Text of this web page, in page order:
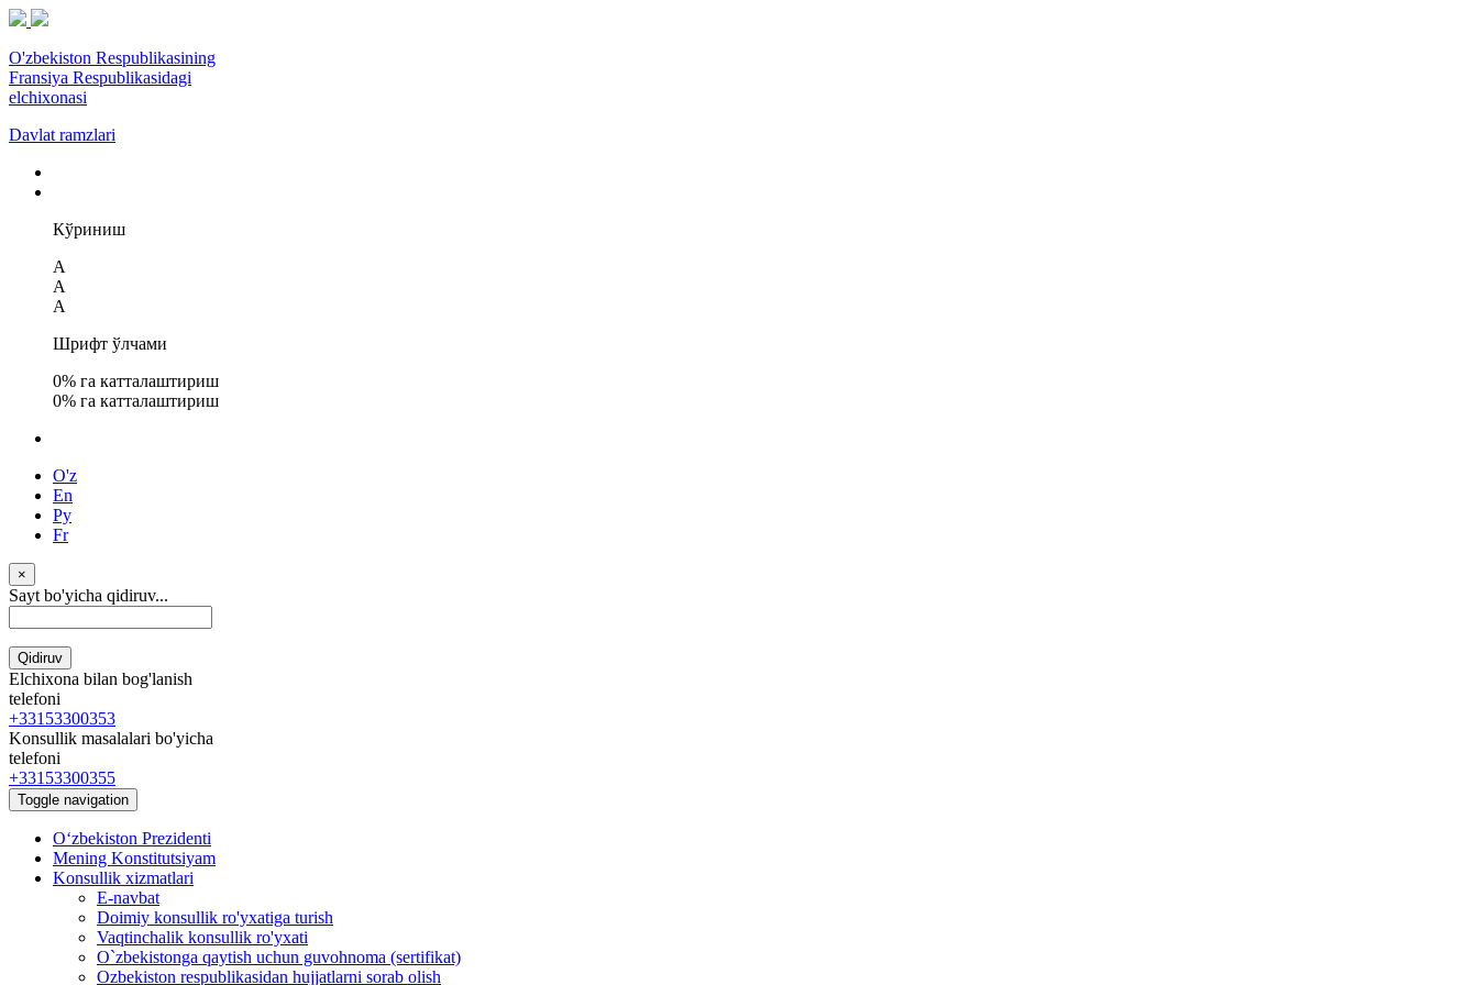
O'zbekiston Respublikasining
Fransiya Respublikasidagi
elchixonasi
Davlat ramzlari
Кўриниш
A
A
A
Шрифт ўлчами
0% га катталаштириш
0% га катталаштириш
O'z
En
Ру
Fr
×
Sayt bo'yicha qidiruv...
Qidiruv
Elchixona bilan bog'lanish
telefoni
+33153300353
Konsullik masalalari bo'yicha
telefoni
+33153300355
Toggle navigation
Oʻzbekiston Prezidenti
Mening Konstitutsiyam
Konsullik xizmatlari
E-navbat
Doimiy konsullik ro'yxatiga turish
Vaqtinchalik konsullik ro'yxati
O`zbekistonga qaytish uchun guvohnoma (sertifikat)
Ozbekiston respublikasidan hujjatlarni sorab olish